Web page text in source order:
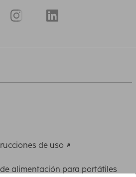
de uso
alimentación para portátiles